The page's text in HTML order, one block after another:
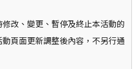
改、變更、暫停及終止本活動的
頁面更新調整後內容，不另行通